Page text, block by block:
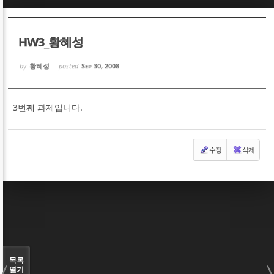
HW3_황혜성
by 황혜성 posted Sep 30, 2008
3번째 과제입니다.
수정 삭제
목록
열기
Sketchbook5, 스케치북5
Sketchbook5, 스케치북5
Sketchbook5, 스케치북5
Sketchbook5, 스케치북5